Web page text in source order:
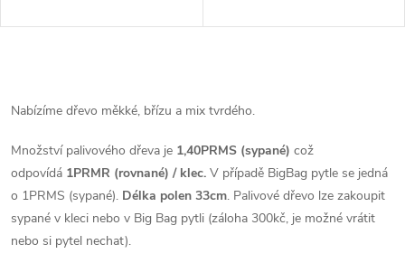
d
k
t
ů
k
t
ů
v
l
á
d
Nabízíme dřevo měkké, břízu a mix tvrdého.
Množství palivového dřeva je 1,40PRMS (sypané) což
odpovídá 1PRMR (rovnané) / klec. V případě BigBag pytle se jedná
o 1PRMS (sypané). Délka polen 33cm. Palivové dřevo lze zakoupit
sypané v kleci nebo v Big Bag pytli (záloha 300kč, je možné vrátit
nebo si pytel nechat).